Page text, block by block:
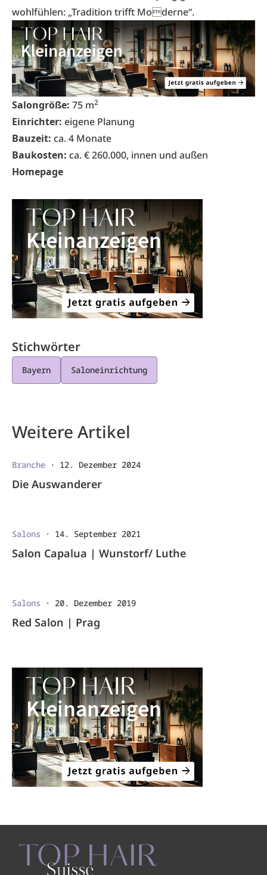
wohlfühlen: „Tradition trifft Moderne“.
Salongröße: 75 m2
Einrichter: eigene Planung
Bauzeit: ca. 4 Monate
Baukosten: ca. € 260.000, innen und außen
Homepage
Stichwörter
Bayern Saloneinrichtung
Weitere Artikel
Branche · 12. Dezember 2024
Die Auswanderer
Salons · 14. September 2021
Salon Capalua | Wunstorf/ Luthe
Salons · 20. Dezember 2019
Red Salon | Prag